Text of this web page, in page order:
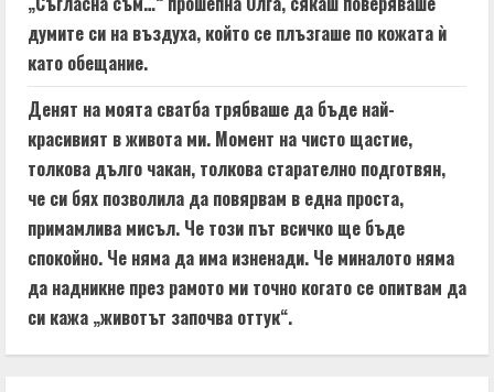
думите си на въздуха, който се плъзгаше по кожата ѝ
като обещание.
Денят на моята сватба трябваше да бъде най-
красивият в живота ми. Момент на чисто щастие,
толкова дълго чакан, толкова старателно подготвян,
че си бях позволила да повярвам в една проста,
примамлива мисъл. Че този път всичко ще бъде
спокойно. Че няма да има изненади. Че миналото няма
да надникне през рамото ми точно когато се опитвам да
си кажа „животът започва оттук“.